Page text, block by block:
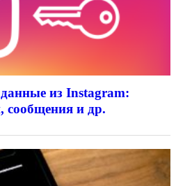
из Instagram:
сообщения и др.